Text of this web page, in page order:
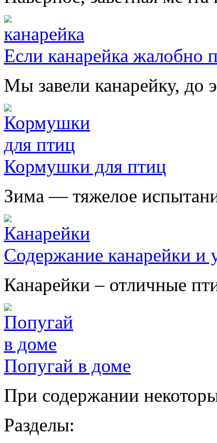
Если канарейка жалобно
Мы завели канарейку, до
Кормушки для птиц
Зима — тяжелое
Содержание канарейки и
Канарейки – отличные
Попугай в доме
При содержании
Разделы: